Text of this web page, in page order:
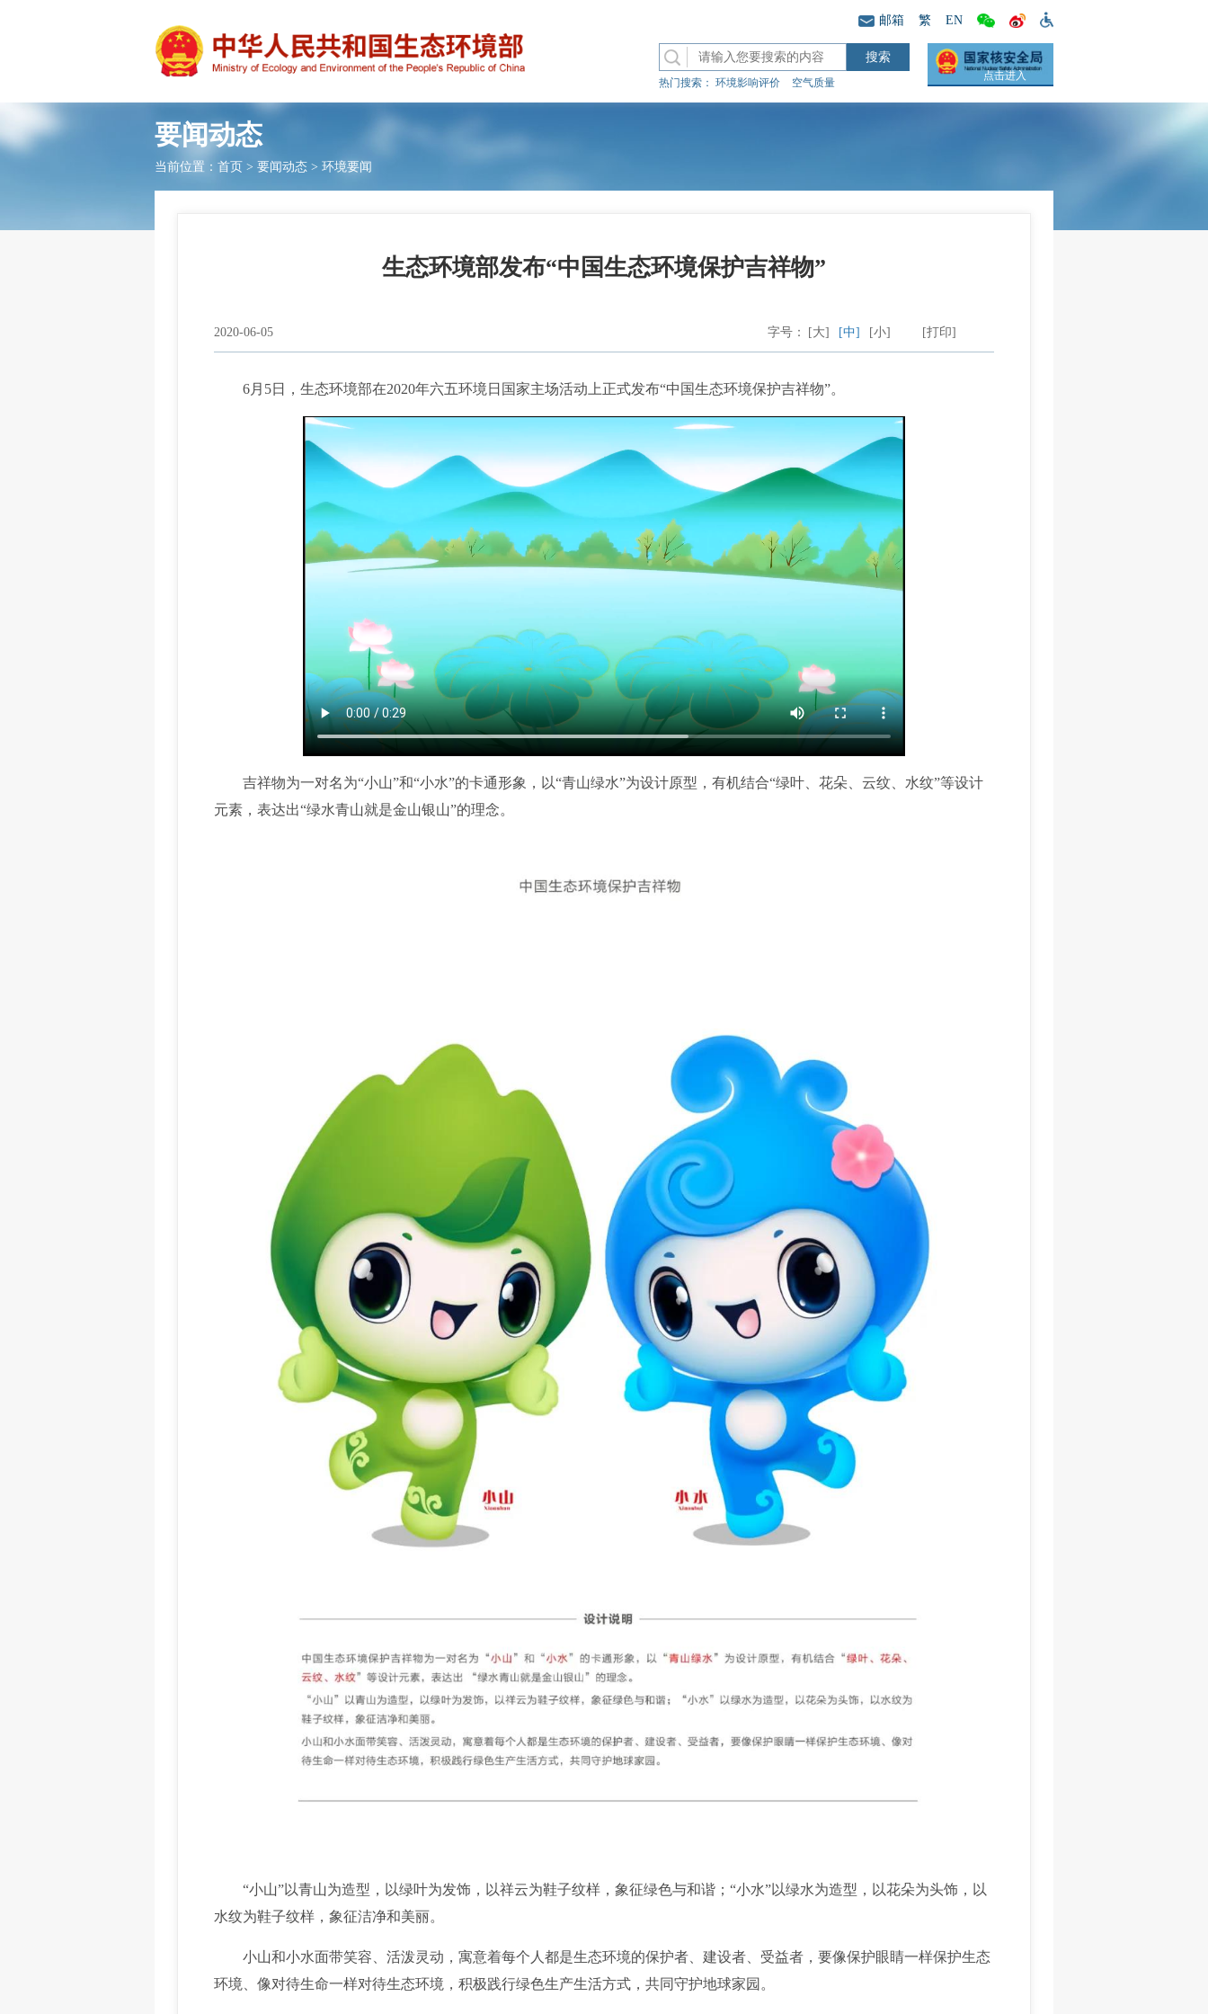
邮箱 繁 EN
热门搜索： 环境影响评价 空气质量
点击进入
要闻动态
当前位置： 首页 > 要闻动态 > 环境要闻
生态环境部发布“中国生态环境保护吉祥物”
2020-06-05 [打印]
字号： [大] [中] [小]
6月5日，生态环境部在2020年六五环境日国家主场活动上正式发布“中国生态环境保护吉祥物”。
吉祥物为一对名为“小山”和“小水”的卡通形象，以“青山绿水”为设计原型，有机结合“绿叶、花朵、云纹、水纹”等设计
元素，表达出“绿水青山就是金山银山”的理念。
“小山”以青山为造型，以绿叶为发饰，以祥云为鞋子纹样，象征绿色与和谐；“小水”以绿水为造型，以花朵为头饰，以
水纹为鞋子纹样，象征洁净和美丽。
小山和小水面带笑容、活泼灵动，寓意着每个人都是生态环境的保护者、建设者、受益者，要像保护眼睛一样保护生态
环境、像对待生命一样对待生态环境，积极践行绿色生产生活方式，共同守护地球家园。